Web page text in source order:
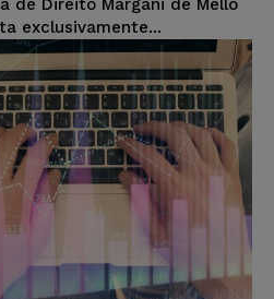
de Direito Margani de Mello
exclusivamente...